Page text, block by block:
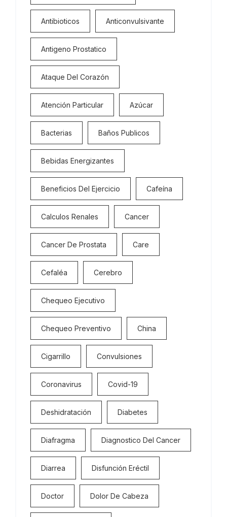
Antibioticos Anticonvulsivante
Antigeno Prostatico
Ataque Del Corazón
Atención Particular Azúcar
Bacterias Baños Publicos
Bebidas Energizantes
Beneficios Del Ejercicio Cafeína
Calculos Renales Cancer
Cancer De Prostata Care
Cefaléa Cerebro
Chequeo Ejecutivo
Chequeo Preventivo China
Cigarrillo Convulsiones
Coronavirus Covid-19
Deshidratación Diabetes
Diafragma Diagnostico Del Cancer
Diarrea Disfunción Eréctil
Doctor Dolor De Cabeza